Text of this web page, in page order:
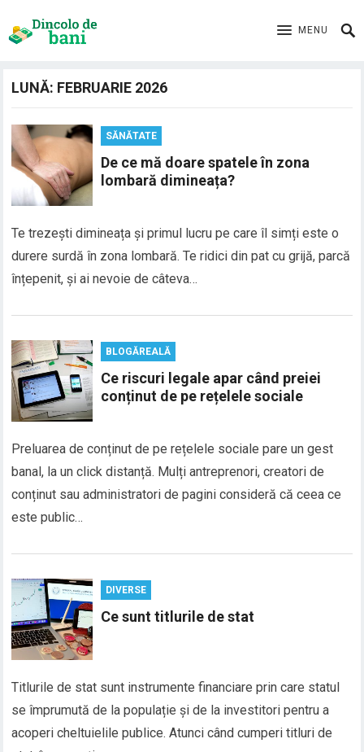
MENU
LUNĂ: FEBRUARIE 2026
SĂNĂTATE
De ce mă doare spatele în zona
lombară dimineața?
Te trezești dimineața și primul lucru pe care îl simți este o
durere surdă în zona lombară. Te ridici din pat cu grijă, parcă
înțepenit, și ai nevoie de câteva…
BLOGĂREALĂ
Ce riscuri legale apar când preiei
conținut de pe rețelele sociale
Preluarea de conținut de pe rețelele sociale pare un gest
banal, la un click distanță. Mulți antreprenori, creatori de
conținut sau administratori de pagini consideră că ceea ce
este public…
DIVERSE
Ce sunt titlurile de stat
Titlurile de stat sunt instrumente financiare prin care statul
se împrumută de la populație și de la investitori pentru a
acoperi cheltuielile publice. Atunci când cumperi titluri de